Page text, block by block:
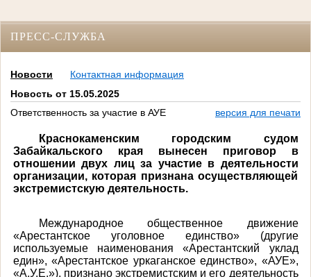
ПРЕСС-СЛУЖБА
Новости
Контактная информация
Новость от 15.05.2025
Ответственность за участие в АУЕ
версия для печати
Краснокаменским городским судом
Забайкальского края вынесен приговор в
отношении двух лиц за участие в деятельности
организации, которая признана осуществляющей
экстремистскую деятельность.
Международное общественное движение
«Арестантское уголовное единство» (другие
используемые наименования «Арестантский уклад
един», «Арестантское уркаганское единство», «АУЕ»,
«А.У.Е.»), признано экстремистским и его деятельность